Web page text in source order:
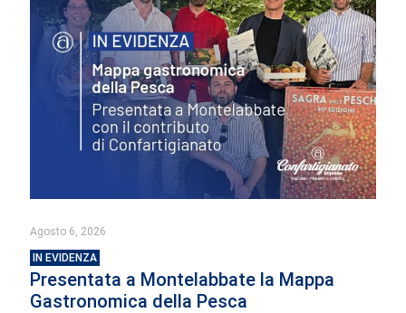
Agosto 6, 2026
IN EVIDENZA
Presentata a Montelabbate la Mappa
Gastronomica della Pesca